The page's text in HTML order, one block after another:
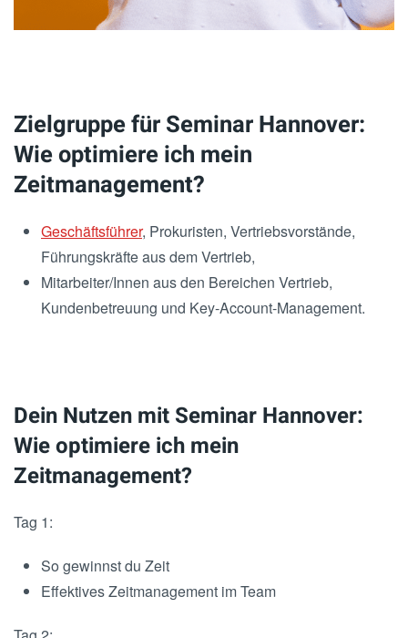
Zielgruppe für Seminar Hannover:
Wie optimiere ich mein
Zeitmanagement?
Geschäftsführer, Prokuristen, Vertriebsvorstände,
Führungskräfte aus dem Vertrieb,
Mitarbeiter/Innen aus den Bereichen Vertrieb,
Kundenbetreuung und Key-Account-Management.
Dein Nutzen mit Seminar Hannover:
Wie optimiere ich mein
Zeitmanagement?
Tag 1:
So gewinnst du Zeit
Effektives Zeitmanagement im Team